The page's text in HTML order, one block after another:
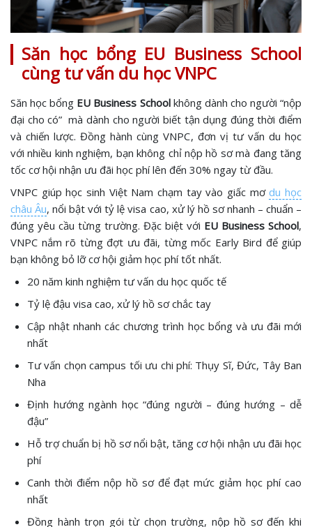
Săn học bổng EU Business School
cùng tư vấn du học VNPC
Săn học bổng EU Business Schoolkhông dành cho người “nộp
đại cho có” mà dành cho người biết tận dụng đúng thời điểm
và chiến lược. Đồng hành cùng VNPC, đơn vị tư vấn du học
với nhiều kinh nghiệm, bạn không chỉ nộp hồ sơ mà đang tăng
tốc cơ hội nhận ưu đãi học phí lên đến 30% ngay từ đầu.
VNPC giúp học sinh Việt Nam chạm tay vào giấc mơdu học
châu Âu, nổi bật với tỷ lệ visa cao, xử lý hồ sơ nhanh – chuẩn –
đúng yêu cầu từng trường. Đặc biệt với EU Business School,
VNPC nắm rõ từng đợt ưu đãi, từng mốc Early Bird để giúp
bạn không bỏ lỡ cơ hội giảm học phí tốt nhất.
20 năm kinh nghiệm tư vấn du học quốc tế
Tỷ lệ đậu visa cao, xử lý hồ sơ chắc tay
Cập nhật nhanh các chương trình học bổng và ưu đãi mới
nhất
Tư vấn chọn campus tối ưu chi phí: Thụy Sĩ, Đức, Tây Ban
Nha
Định hướng ngành học “đúng người – đúng hướng – dễ
đậu”
Hỗ trợ chuẩn bị hồ sơ nổi bật, tăng cơ hội nhận ưu đãi học
phí
Canh thời điểm nộp hồ sơ để đạt mức giảm học phí cao
nhất
Đồng hành trọn gói từ chọn trường, nộp hồ sơ đến khi